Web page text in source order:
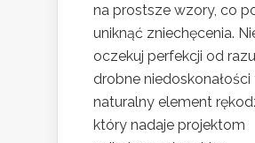
na prostsze wzory, co
uniknąć zniechęcenia.
oczekuj perfekcji od
drobne niedoskonałości
naturalny element
który nadaje projektom